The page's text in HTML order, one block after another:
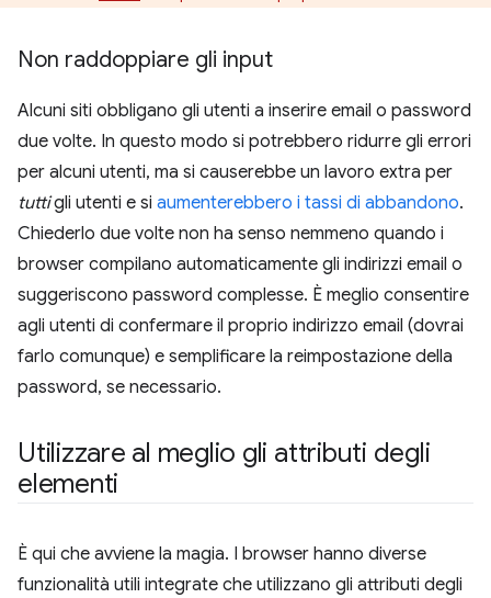
Non raddoppiare gli input
Alcuni siti obbligano gli utenti a inserire email o password
due volte. In questo modo si potrebbero ridurre gli errori
per alcuni utenti, ma si causerebbe un lavoro extra per
tuttigli utenti e si aumenterebbero i tassi di abbandono.
Chiederlo due volte non ha senso nemmeno quando i
browser compilano automaticamente gli indirizzi email o
suggeriscono password complesse. È meglio consentire
agli utenti di confermare il proprio indirizzo email (dovrai
farlo comunque) e semplificare la reimpostazione della
password, se necessario.
Utilizzare al meglio gli attributi degli
elementi
È qui che avviene la magia. I browser hanno diverse
funzionalità utili integrate che utilizzano gli attributi degli